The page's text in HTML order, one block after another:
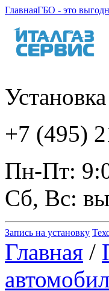
ГлавнаяГБО - это
+7 (495)
Пн-Пт:
Сб, Вс:
Запись на установку
Главная /